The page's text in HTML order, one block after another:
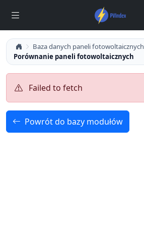
Baza danych paneli fotowoltaicznych
Porównanie paneli fotowoltaicznych
Failed to fetch
Powrót do bazy modułów